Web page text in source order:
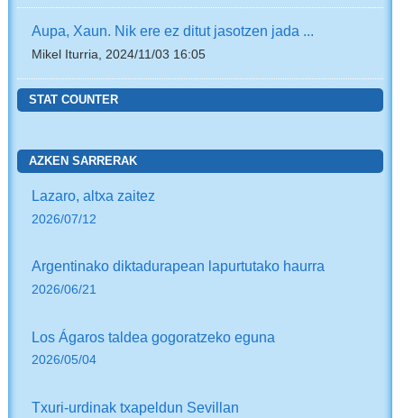
Aupa, Xaun. Nik ere ez ditut jasotzen jada ...
Mikel Iturria, 2024/11/03 16:05
STAT COUNTER
AZKEN SARRERAK
Lazaro, altxa zaitez
2026/07/12
Argentinako diktadurapean lapurtutako haurra
2026/06/21
Los Ágaros taldea gogoratzeko eguna
2026/05/04
Txuri-urdinak txapeldun Sevillan